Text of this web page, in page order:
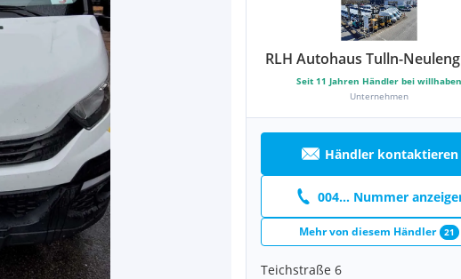
RLH Autohaus Tulln-
Seit 11 Jahren Händler bei willhaben
Unternehmen
Händler kontaktieren
004... Nummer
Mehr von diesem Händler 21
Teichstraße 6